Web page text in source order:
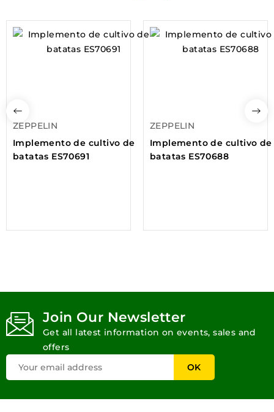
ZEPPELIN
Implemento de cultivo de
batatas ES70691
ZEPPELIN
Implemento de cultivo de
batatas ES70688
Join Our Newsletter
Get all latest information on events, sales and
offers